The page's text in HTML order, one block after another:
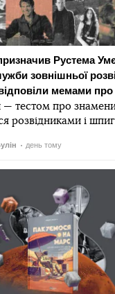
Рустема
зовнішньої
мемами
тестом про
розвідниками і
день тому